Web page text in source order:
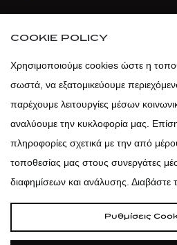
atticadps
COOKIE POLICY
Χρησιμοποιούμε cookies ώστε η
σωστά, να εξατομικεύουμε
παρέχουμε λειτουργίες μέσων
αναλύουμε την κυκλοφορία μας.
πληροφορίες σχετικά με την από
τοποθεσίας μας στους συνεργάτες
διαφημίσεων και ανάλυσης. Διαβάστε
Ρυθμίσεις